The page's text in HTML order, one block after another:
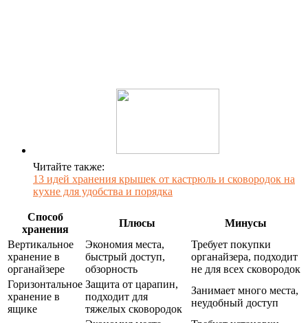
Читайте также:
13 идей хранения крышек от кастрюль и сковородок на
кухне для удобства и порядка
Способ
хранения
Плюсы
Минусы
Вертикальное
хранение в
органайзере
Экономия места,
быстрый доступ,
обзорность
Требует покупки
органайзера, подходит
не для всех сковородок
Горизонтальное
хранение в
ящике
Защита от царапин,
подходит для
тяжелых сковородок
Занимает много места,
неудобный доступ